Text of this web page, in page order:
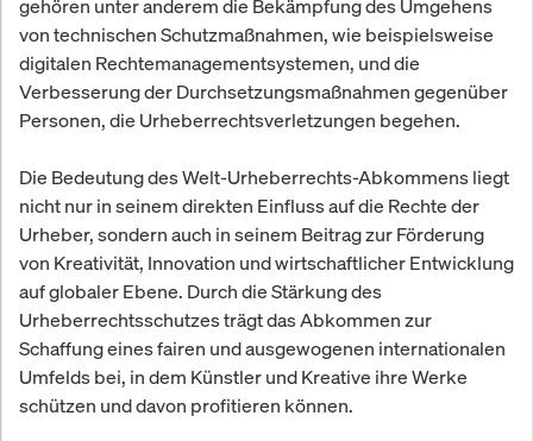
gehören unter anderem die Bekämpfung des Umgehens
von technischen Schutzmaßnahmen, wie beispielsweise
digitalen Rechtemanagementsystemen, und die
Verbesserung der Durchsetzungsmaßnahmen gegenüber
Personen, die Urheberrechtsverletzungen begehen.
Die Bedeutung des Welt-Urheberrechts-Abkommens liegt
nicht nur in seinem direkten Einfluss auf die Rechte der
Urheber, sondern auch in seinem Beitrag zur Förderung
von Kreativität, Innovation und wirtschaftlicher Entwicklung
auf globaler Ebene. Durch die Stärkung des
Urheberrechtsschutzes trägt das Abkommen zur
Schaffung eines fairen und ausgewogenen internationalen
Umfelds bei, in dem Künstler und Kreative ihre Werke
schützen und davon profitieren können.